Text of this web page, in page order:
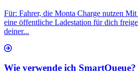
Für: Fahrer, die Monta Charge nutzen
eine öffentliche Ladestation für dich
deiner...
Wie verwende ich SmartQueue?